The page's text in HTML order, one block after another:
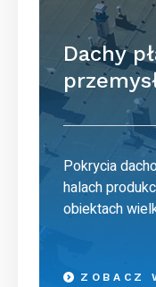
Dachy
Pokrycia
halach
obiektach
ZOBACZ